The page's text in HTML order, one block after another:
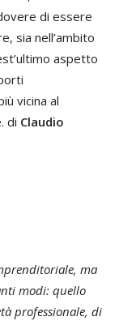
di essere
sia nell’ambito
aspetto
vicina al
di Claudio
ma
modi: quello
professionale, di